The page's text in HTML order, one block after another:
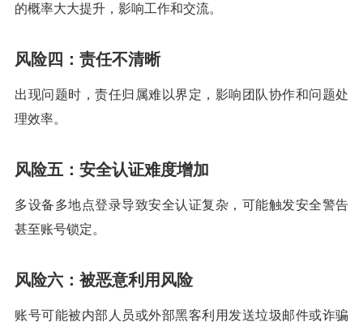
的概率大大提升，影响工作和交流。
风险四：责任不清晰
出现问题时，责任归属难以界定，影响团队协作和问题处
理效率。
风险五：安全认证难度增加
多设备多地点登录导致安全认证复杂，可能触发安全警告
甚至账号锁定。
风险六：被恶意利用风险
账号可能被内部人员或外部黑客利用发送垃圾邮件或诈骗